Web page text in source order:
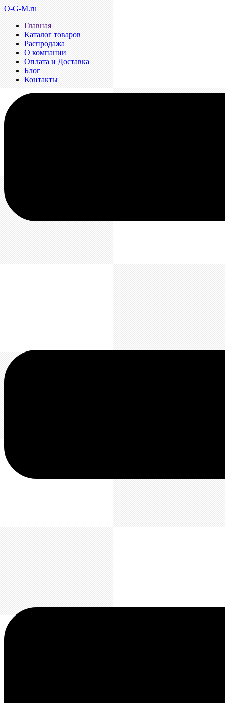
O-G-M.ru
Главная
Каталог товаров
Распродажа
О компании
Оплата и Доставка
Блог
Контакты